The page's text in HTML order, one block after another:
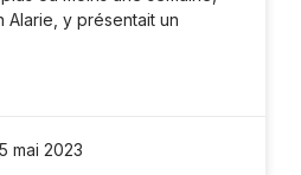
Alarie, y présentait un
mai 2023